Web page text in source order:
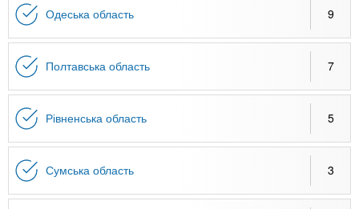
Одеська область 9
Полтавська область 7
Рівненська область 5
Сумська область 3